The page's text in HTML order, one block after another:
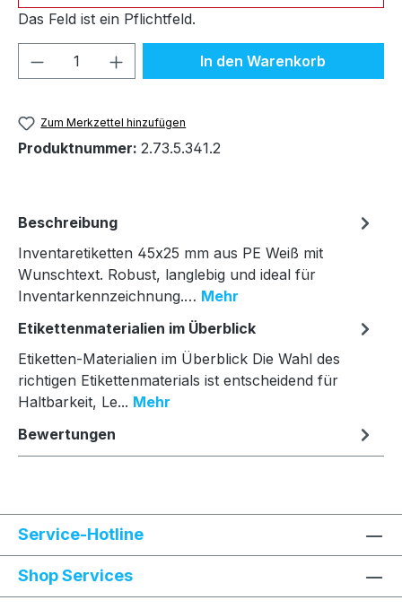
Das Feld ist ein Pflichtfeld.
Produkt Anzahl: Gib denIn den Warenkorb
Zum Merkzettel hinzufügen
Produktnummer: 2.73.5.341.2
Beschreibung
Inventaretiketten 45x25 mm aus PE Weiß mit
Wunschtext. Robust, langlebig und ideal für
Inventarkennzeichnung.… Mehr
Etikettenmaterialien im Überblick
Etiketten-Materialien im Überblick Die Wahl des
richtigen Etikettenmaterials ist entscheidend für
Haltbarkeit, Le... Mehr
Bewertungen
Service-Hotline
Shop Services